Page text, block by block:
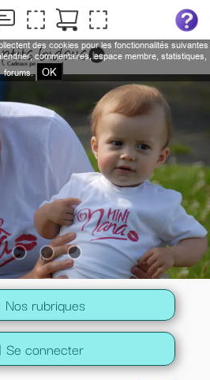
Nos rubriques
Se connecter
des cookies pour les fonctionnalités suivantes
commentaires, espace membre, statistiques,
forums.
OK